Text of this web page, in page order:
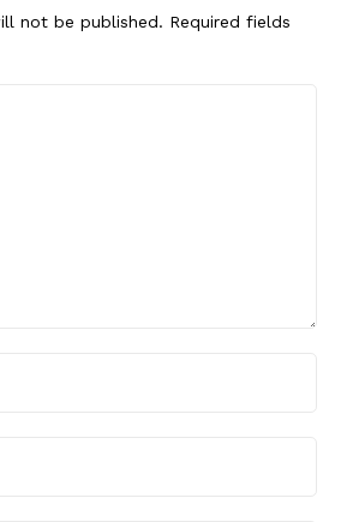
not be published. Required fields